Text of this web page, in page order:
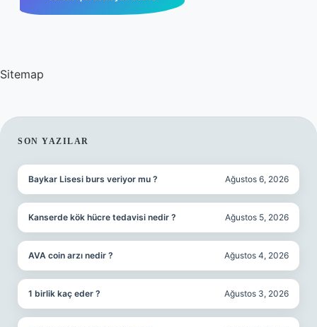
Sitemap
SIDEBAR
SON YAZILAR
Baykar Lisesi burs veriyor mu ? Ağustos 6, 2026
Kanserde kök hücre tedavisi nedir ? Ağustos 5, 2026
AVA coin arzı nedir ? Ağustos 4, 2026
1 birlik kaç eder ? Ağustos 3, 2026